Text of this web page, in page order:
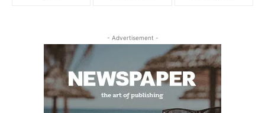
- Advertisement -